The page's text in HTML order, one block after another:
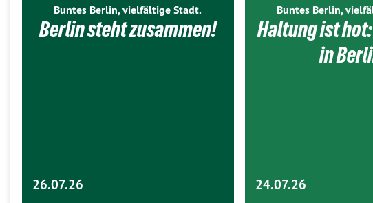
Buntes Berlin, vielfältige Stadt.
Berlin steht zusammen!
26.07.26
Buntes Berlin,
Haltung ist hot:
in
24.07.26